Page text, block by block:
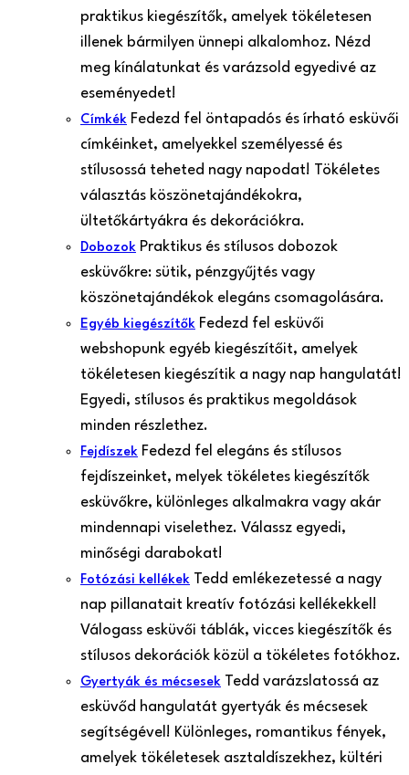
praktikus kiegészítők, amelyek tökéletesen
illenek bármilyen ünnepi alkalomhoz. Nézd
meg kínálatunkat és varázsold egyedivé az
eseményedet!
Címkék Fedezd fel öntapadós és írható esküvői
címkéinket, amelyekkel személyessé és
stílusossá teheted nagy napodat! Tökéletes
választás köszönetajándékokra,
ültetőkártyákra és dekorációkra.
Dobozok Praktikus és stílusos dobozok
esküvőkre: sütik, pénzgyűjtés vagy
köszönetajándékok elegáns csomagolására.
Egyéb kiegészítők Fedezd fel esküvői
webshopunk egyéb kiegészítőit, amelyek
tökéletesen kiegészítik a nagy nap hangulatát!
Egyedi, stílusos és praktikus megoldások
minden részlethez.
Fejdíszek Fedezd fel elegáns és stílusos
fejdíszeinket, melyek tökéletes kiegészítők
esküvőkre, különleges alkalmakra vagy akár
mindennapi viselethez. Válassz egyedi,
minőségi darabokat!
Fotózási kellékek Tedd emlékezetessé a nagy
nap pillanatait kreatív fotózási kellékekkel!
Válogass esküvői táblák, vicces kiegészítők és
stílusos dekorációk közül a tökéletes fotókhoz.
Gyertyák és mécsesek Tedd varázslatossá az
esküvőd hangulatát gyertyák és mécsesek
segítségével! Különleges, romantikus fények,
amelyek tökéletesek asztaldíszekhez, kültéri